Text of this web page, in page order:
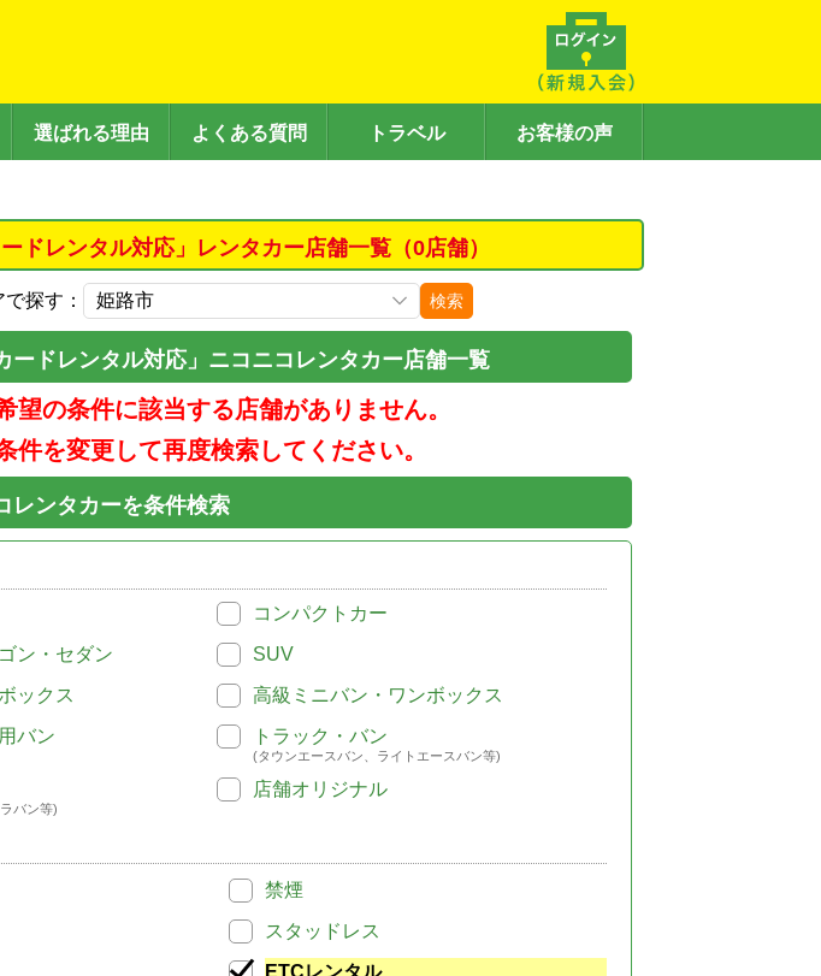
選ばれる理由 よくある質問 トラベル お客様の声
ドレンタル対応」レンタカー店舗一覧（0店舗）
探す： 検索
ードレンタル対応」ニコニコレンタカー店舗一覧
望の条件に該当する店舗がありません。
件を変更して再度検索してください。
レンタカーを条件検索
コンパクトカー
ン・セダン
SUV
ックス
高級ミニバン・ワンボックス
バン
トラック・バン
(タウンエースバン、ライトエースバン等)
バン等)
店舗オリジナル
禁煙
スタッドレス
ETCレンタル